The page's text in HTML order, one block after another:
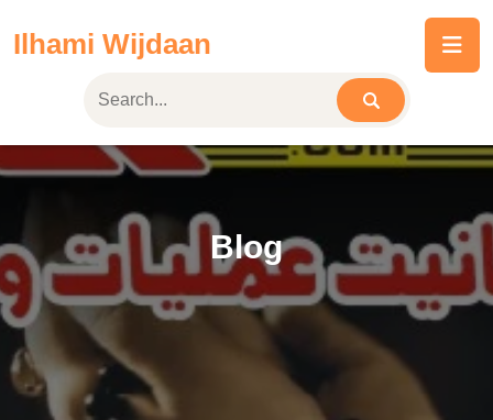
Ilhami Wijdaan
Blog